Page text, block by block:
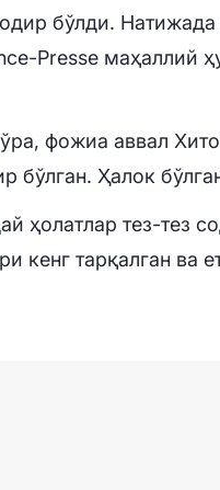
бўлди.
Presse маҳаллий
фожиа аввал
бўлган. Ҳалок
ҳолатлар тез-тез
кенг тарқалган ва